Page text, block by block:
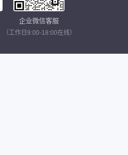
企业微信客服
（工作日9:00-18:00在线）